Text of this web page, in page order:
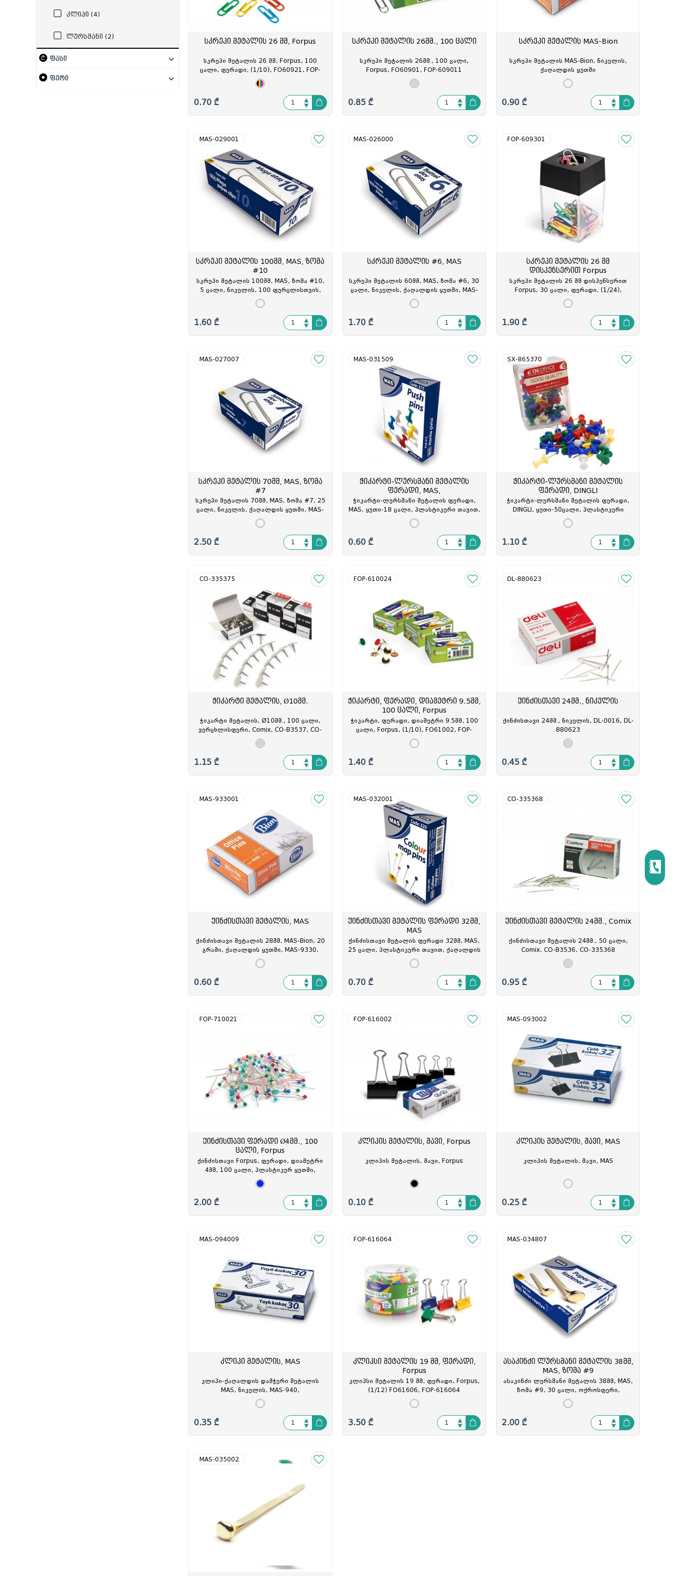
სამდივნო დაფა
დივაიდერი
საქაღალდე ფაილებით
საქაღალდე ბაფთით
საქაღალდე ელვა შესაკრავით
რვეული
სატელეფონო
სკეჩ მარკერი
პასტელი
სადგამი
მობილურის სადგამი
ცოცხი და აქანდაზი
მოპი და აქსესუარები
ტილო
სველი ხელსახოცი
ერთჯერადი ჭურჭელი
კლიპი (4)
ლურსმანი (2)
ფასი
ფერი
სკრეპი მეტალის 26 მმ, Forpus
სკრეპი მეტალის 26 მმ, Forpus, 100
ცალი, ფერადი, (1/10), FO60921, FOP-
609219
0.70 ₾
სკრეპი მეტალის 26მმ., 100 ცალი
სკრეპი მეტალის 26მმ., 100 ცალი,
Forpus, FO60901, FOP-609011
0.85 ₾
სკრეპი მეტალის MAS-Bion
სკრეპი მეტალის MAS-Bion, ნიკელის,
ქაღალდის ყუთში
0.90 ₾
MAS-029001
სკრეპი მეტალის 100მმ, MAS, ზომა
#10
სკრეპი მეტალის 100მმ, MAS, ზომა #10,
5 ცალი, ნიკელის, 100 ფურცლისთვის,
ქაღალდის ყუთში, MAS-290, MAS-029001
1.60 ₾
MAS-026000
სკრეპი მეტალის #6, MAS
სკრეპი მეტალის 60მმ, MAS, ზომა #6, 30
ცალი, ნიკელის, ქაღალდის ყუთში, MAS-
260, MAS-026000
1.70 ₾
FOP-609301
სკრეპი მეტალის 26 მმ
დისპენსერით Forpus
სკრეპი მეტალის 26 მმ დისპენსერით
Forpus, 30 ცალი, ფერადი, (1/24),
FO60930, FOP-609301
1.90 ₾
MAS-027007
სკრეპი მეტალის 70მმ, MAS, ზომა
#7
სკრეპი მეტალის 70მმ, MAS, ზომა #7, 25
ცალი, ნიკელის, ქაღალდის ყუთში, MAS-
270, MAS-027007
2.50 ₾
MAS-031509
ჭიკარტი-ლურსმანი მეტალის
ფერადი, MAS,
ჭიკარტი-ლურსმანი მეტალის ფერადი,
MAS, ყუთი-18 ცალი, პლასტიკური თავით,
MAS-315, MAS-031509
0.60 ₾
SX-865370
ჭიკარტი-ლურსმანი მეტალის
ფერადი, DINGLI
ჭიკარტი-ლურსმანი მეტალის ფერადი,
DINGLI, ყუთი-50ცალი, პლასტიკური
თავით, SX-DL047, SX-865370
1.10 ₾
CO-335375
ჭიკარტი მეტალის, Ø10მმ.
ჭიკარტი მეტალის, Ø10მმ., 100 ცალი,
ვერცხლისფერი, Comix, CO-B3537, CO-
335375
1.15 ₾
FOP-610024
ჭიკარტი, ფერადი, დიამეტრი 9.5მმ,
100 ცალი, Forpus
ჭიკარტი, ფერადი, დიამეტრი 9.5მმ, 100
ცალი, Forpus, (1/10), FO61002, FOP-
610024
1.40 ₾
DL-880623
ქინძისთავი 24მმ., ნიკელის
ქინძისთავი 24მმ., ნიკელის, DL-0016, DL-
880623
0.45 ₾
MAS-933001
ქინძისთავი მეტალის, MAS
ქინძისთავი მეტალის 28მმ, MAS-Bion, 20
გრამი, ქაღალდის ყუთში, MAS-9330,
MAS-933001
0.60 ₾
MAS-032001
ქინძისთავი მეტალის ფერადი 32მმ,
MAS
ქინძისთავი მეტალის ფერადი 32მმ, MAS,
25 ცალი, პლასტიკური თავით, ქაღალდის
ყუთში, MAS-320, MAS-032001
0.70 ₾
CO-335368
ქინძისთავი მეტალის 24მმ., Comix
ქინძისთავი მეტალის 24მმ., 50 ცალი,
Comix, CO-B3536, CO-335368
0.95 ₾
FOP-710021
ქინძისთავი ფერადი Ø4მმ., 100
ცალი, Forpus
ქინძისთავი Forpus, ფერადი, დიამეტრი
4მმ, 100 ცალი, პლასტიკურ ყუთში,
(1/24), FO71002, FOP-710021
2.00 ₾
FOP-616002
კლიპის მეტალის, შავი, Forpus
კლიპის მეტალის, შავი, Forpus
0.10 ₾
MAS-093002
კლიპის მეტალის, შავი, MAS
კლიპის მეტალის, შავი, MAS
0.25 ₾
MAS-094009
კლიპი მეტალის, MAS
კლიპი-ქაღალდის დამჭერი მეტალის
MAS, ნიკელის, MAS-940,
0.35 ₾
FOP-616064
კლიპსი მეტალის 19 მმ, ფერადი,
Forpus
კლიპსი მეტალის 19 მმ, ფერადი, Forpus,
(1/12) FO61606, FOP-616064
3.50 ₾
MAS-034807
ასაკინძი ლურსმანი მეტალის 38მმ,
MAS, ზომა #9
ასაკინძი ლურსმანი მეტალის 38მმ, MAS,
ზომა #9, 30 ცალი, ოქროსფერი,
ქაღალდის ყუთში, MAS-348, MAS-034807
2.00 ₾
MAS-035002